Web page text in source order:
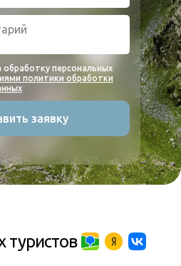
обработку персональных
политики обработки
заявку